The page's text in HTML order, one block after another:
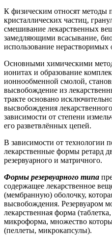
К физическим относят методы
кристаллических частиц,
смешивание лекарственных
замедляющими всасывание,
использование
Основными химическими
ионитах и образование
ионнообменной смолой,
высвобождение из
тракте основано
высвобождения
зависимости от степени
его разветвлённых цепей.
В зависимости от технологии
лекарственные формы ретард
резервуарного и матричного.
Формы резервуарного типа
содержащее лекарственное
(мембранную) оболочку,
высвобождения. Резервуаром
лекарственная форма
микроформа, множество
(пеллеты, микрокапсулы).